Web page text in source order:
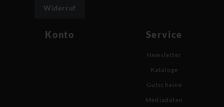
Widerruf
Konto Service
Newsletter
Kataloge
Gutscheine
Mediadaten